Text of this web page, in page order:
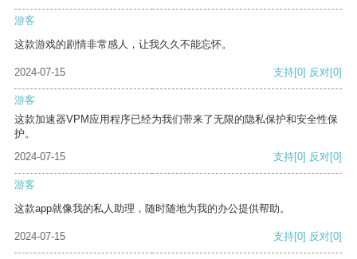
游客
这款游戏的剧情非常感人，让我久久不能忘怀。
2024-07-15 支持[0] 反对[0]
游客
这款加速器VPM应用程序已经为我们带来了无限的隐私保护和安全性保
护。
2024-07-15
支持[0] 反对[0]
游客
这款app就像我的私人助理，随时随地为我的办公提供帮助。
2024-07-15 支持[0] 反对[0]